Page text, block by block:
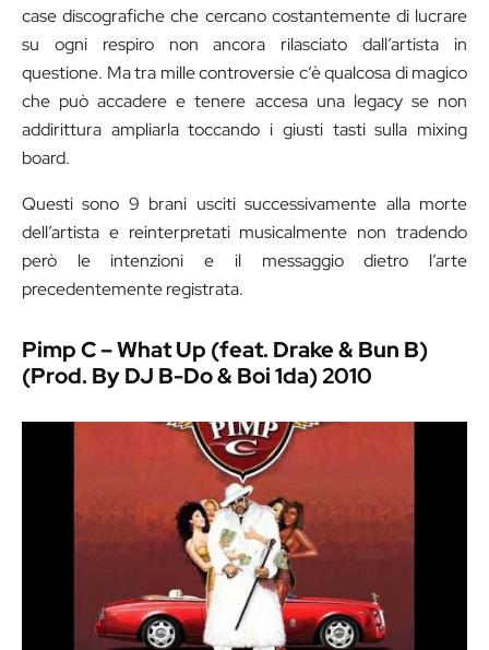
case discografiche che cercano costantemente di lucrare
su ogni respiro non ancora rilasciato dall’artista in
questione. Ma tra mille controversie c’è qualcosa di magico
che può accadere e tenere accesa una legacy se non
addirittura ampliarla toccando i giusti tasti sulla mixing
board.
Questi sono 9 brani usciti successivamente alla morte
dell’artista e reinterpretati musicalmente non tradendo
però le intenzioni e il messaggio dietro l’arte
precedentemente registrata.
Pimp C – What Up (feat. Drake & Bun B)
(Prod. By DJ B-Do & Boi 1da) 2010